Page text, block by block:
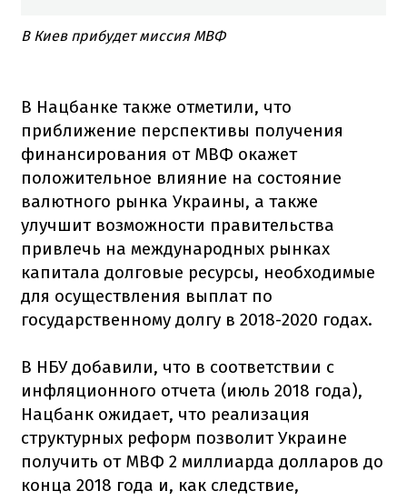
В Киев прибудет миссия МВФ
В Нацбанке также отметили, что
приближение перспективы получения
финансирования от МВФ окажет
положительное влияние на состояние
валютного рынка Украины, а также
улучшит возможности правительства
привлечь на международных рынках
капитала долговые ресурсы, необходимые
для осуществления выплат по
государственному долгу в 2018-2020 годах.
В НБУ добавили, что в соответствии с
инфляционного отчета (июль 2018 года),
Нацбанк ожидает, что реализация
структурных реформ позволит Украине
получить от МВФ 2 миллиарда долларов до
конца 2018 года и, как следствие,